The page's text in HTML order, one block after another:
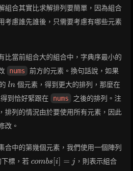
組合其實比求解排列要簡單，因為組合
考慮誰先誰後，只需要考慮有哪些元素
比當前組合大的組合中，字典序最小的
nums
前方的元素。換句話說，如果
ln
ln 個元素，得到更大的排列，那麼在
到恰好緊跟在 nums
之後的排列。注
排列的情況由於要使用所有元素，因此
改。
合中的第幾個元素，我們使用一個陣列
標，若 combs[i]
= j
combs i = j ，則表示組合